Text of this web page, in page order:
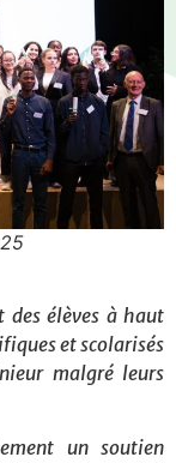
des élèves à haut
et scolarisés
malgré leurs
un soutien